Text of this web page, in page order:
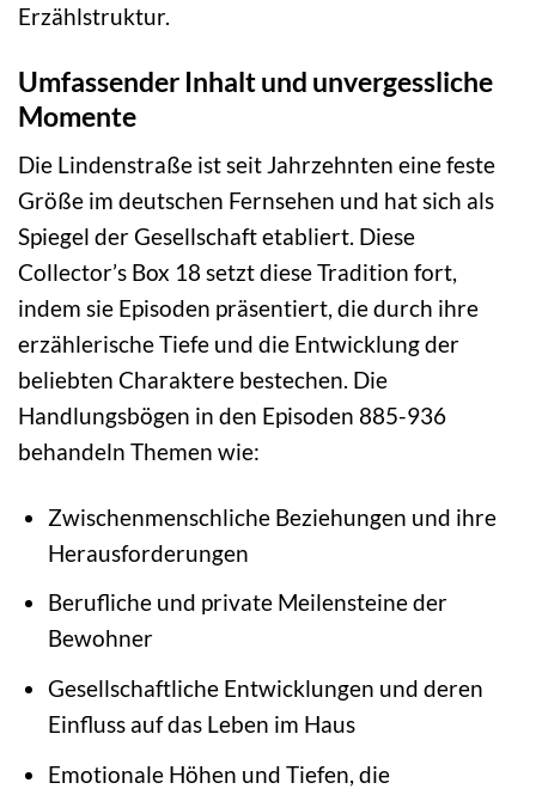
Erzählstruktur.
Umfassender Inhalt und unvergessliche
Momente
Die Lindenstraße ist seit Jahrzehnten eine feste
Größe im deutschen Fernsehen und hat sich als
Spiegel der Gesellschaft etabliert. Diese
Collector’s Box 18 setzt diese Tradition fort,
indem sie Episoden präsentiert, die durch ihre
erzählerische Tiefe und die Entwicklung der
beliebten Charaktere bestechen. Die
Handlungsbögen in den Episoden 885-936
behandeln Themen wie:
Zwischenmenschliche Beziehungen und ihre
Herausforderungen
Berufliche und private Meilensteine der
Bewohner
Gesellschaftliche Entwicklungen und deren
Einfluss auf das Leben im Haus
Emotionale Höhen und Tiefen, die